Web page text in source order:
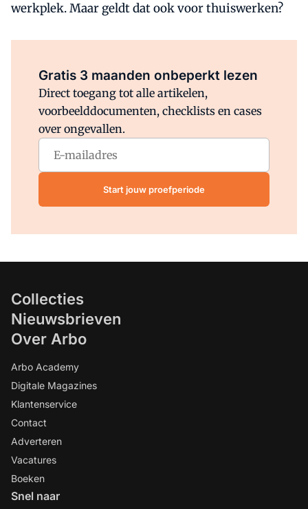
werkplek. Maar geldt dat ook voor thuiswerken?
Gratis 3 maanden onbeperkt lezen
Direct toegang tot alle artikelen,
voorbeelddocumenten, checklists en cases
over ongevallen.
Start jouw proefperiode
Collecties
Nieuwsbrieven
Over Arbo
Arbo Academy
Digitale Magazines
Klantenservice
Contact
Adverteren
Vacatures
Boeken
Snel naar